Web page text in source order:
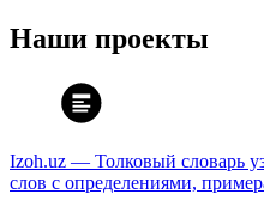
Наши проекты
Izoh.uz — Толковый словарь
слов с определениями,